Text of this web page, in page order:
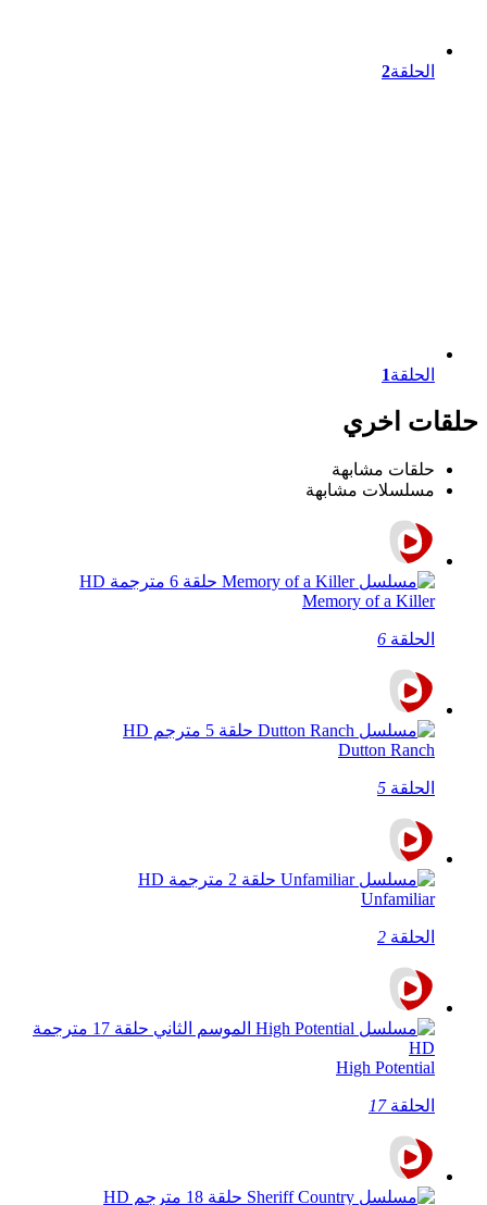
الحلقة2
الحلقة1
حلقات اخري
حلقات مشابهة
مسلسلات مشابهة
Memory of a Killer
الحلقة 6
Dutton Ranch
الحلقة 5
Unfamiliar
الحلقة 2
High Potential
الحلقة17